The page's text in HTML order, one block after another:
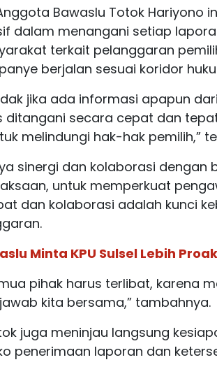
Bawaslu Totok Hariyono
dalam menangani setiap
terkait pelanggaran
berjalan sesuai koridor
jika ada informasi apapun
ditangani secara cepat dan
melindungi hak-hak pemilih,”
sinergi dan kolaborasi dengan
untuk memperkuat
dan kolaborasi adalah kunci
Minta KPU Sulsel Lebih
pihak harus terlibat, karena
kita bersama,” tambahnya.
juga meninjau langsung
penerimaan laporan dan